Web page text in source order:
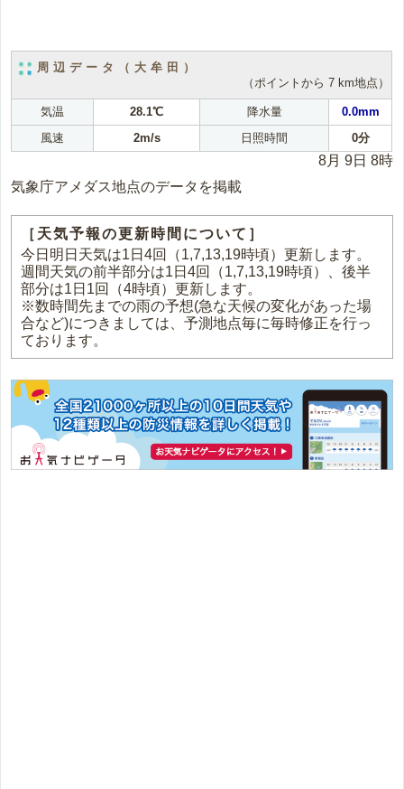
周辺データ（大牟田）
（ポイントから 7 km地点）
気温 28.1℃ 降水量
0.0mm
風速
2m/s 日照時間 0分
8月 9日 8時
気象庁アメダス地点のデータを掲載
［天気予報の更新時間について］
今日明日天気は1日4回（1,7,13,19時頃）更新します。
週間天気の前半部分は1日4回（1,7,13,19時頃）、後半
部分は1日1回（4時頃）更新します。
※数時間先までの雨の予想(急な天候の変化があった場
合など)につきましては、予測地点毎に毎時修正を行っ
ております。